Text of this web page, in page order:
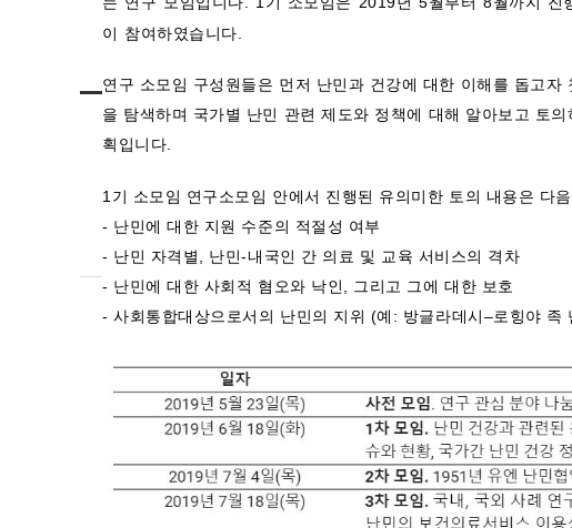
이 참여하였습니다
연구 소모임 구성원들은 먼저 난민과 건강에 대한 이해를 돕고자
을 탐색하며 국가별 난민 관련 제도와 정책에 대해 알아보고 토의
획입니다
1 기 소모임 연구소모임 안에서 진행된 유의미한 토의 내용은 다
- 난민에 대한 지원 수준의 적절성 여부
- 난민 자격별 난민-내국인 간 의료 및 교육 서비스의 격차
- 난민에 대한 사회적 혐오와 낙인 그리고 그에 대한 보호
-사회통합대상으로서의 난민의 지위 (예 : 방글라데시–로힝야 족